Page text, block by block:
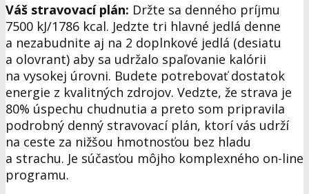
Váš stravovací plán: Držte sa denného príjmu
7500 kJ/1786 kcal. Jedzte tri hlavné jedlá denne
a nezabudnite aj na 2 doplnkové jedlá (desiatu
a olovrant) aby sa udržalo spaľovanie kalórii
na vysokej úrovni. Budete potrebovať dostatok
energie z kvalitných zdrojov. Vedzte, že strava je
80% úspechu chudnutia a preto som pripravila
podrobný denný stravovací plán, ktorí vás udrží
na ceste za nižšou hmotnosťou bez hladu
a strachu. Je súčasťou môjho komplexného on-line
programu.